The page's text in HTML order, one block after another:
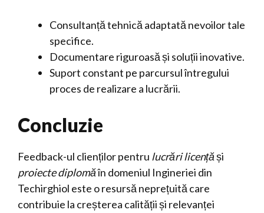
Consultanță tehnică adaptată nevoilor tale
specifice.
Documentare riguroasă și soluții inovative.
Suport constant pe parcursul întregului
proces de realizare a lucrării.
Concluzie
Feedback-ul clienților pentru lucrări licențăși
proiecte diplomăîn domeniul Ingineriei din
Techirghiol este o resursă neprețuită care
contribuie la creșterea calității și relevanței